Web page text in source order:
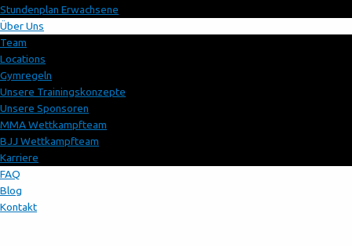
Stundenplan Erwachsene
Über Uns
Team
Locations
Gymregeln
Unsere Trainingskonzepte
Unsere Sponsoren
MMA Wettkampfteam
BJJ Wettkampfteam
Karriere
FAQ
Blog
Kontakt